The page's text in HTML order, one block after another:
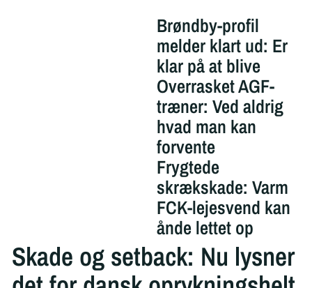
Brøndby-profil
melder klart ud: Er
klar på at blive
Overrasket AGF-
træner: Ved aldrig
hvad man kan
forvente
Frygtede
skrækskade: Varm
FCK-lejesvend kan
ånde lettet op
Skade og setback: Nu lysner